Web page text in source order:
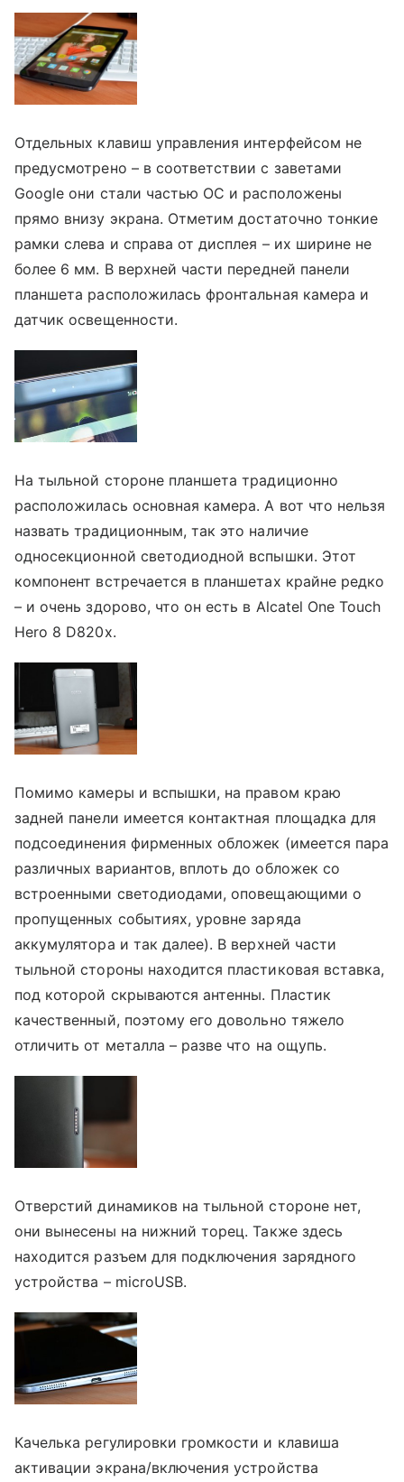
Отдельных клавиш управления интерфейсом не
предусмотрено – в соответствии с заветами
Google они стали частью ОС и расположены
прямо внизу экрана. Отметим достаточно тонкие
рамки слева и справа от дисплея – их ширине не
более 6 мм. В верхней части передней панели
планшета расположилась фронтальная камера и
датчик освещенности.
На тыльной стороне планшета традиционно
расположилась основная камера. А вот что нельзя
назвать традиционным, так это наличие
односекционной светодиодной вспышки. Этот
компонент встречается в планшетах крайне редко
– и очень здорово, что он есть в Alcatel One Touch
Hero 8 D820x.
Помимо камеры и вспышки, на правом краю
задней панели имеется контактная площадка для
подсоединения фирменных обложек (имеется пара
различных вариантов, вплоть до обложек со
встроенными светодиодами, оповещающими о
пропущенных событиях, уровне заряда
аккумулятора и так далее). В верхней части
тыльной стороны находится пластиковая вставка,
под которой скрываются антенны. Пластик
качественный, поэтому его довольно тяжело
отличить от металла – разве что на ощупь.
Отверстий динамиков на тыльной стороне нет,
они вынесены на нижний торец. Также здесь
находится разъем для подключения зарядного
устройства – microUSB.
Качелька регулировки громкости и клавиша
активации экрана/включения устройства